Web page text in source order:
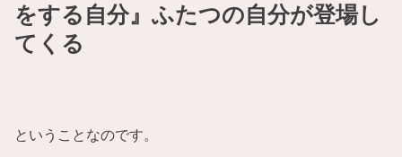
をする自分』ふたつの自分が登場し
てくる
ということなのです。